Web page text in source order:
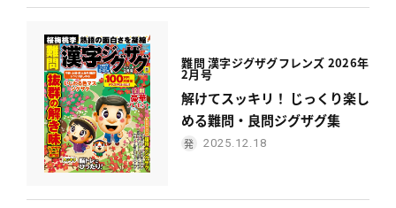
難問 漢字ジグザグフレンズ 2026年
2月号
解けてスッキリ！ じっくり楽し
める難問・良問ジグザグ集
2025.12.18